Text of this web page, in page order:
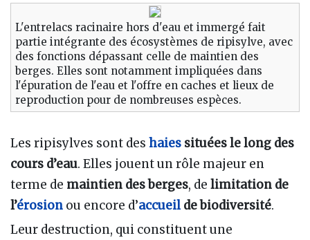
L'entrelacs racinaire hors d'eau et immergé fait
partie intégrante des écosystèmes de ripisylve, avec
des fonctions dépassant celle de maintien des
berges. Elles sont notamment impliquées dans
l'épuration de l'eau et l'offre en caches et lieux de
reproduction pour de nombreuses espèces.
Les ripisylves sont des haies situées le long des
cours d’eau. Elles jouent un rôle majeur en
terme de maintien des berges, de limitation de
l’érosion ou encore d’accueilde biodiversité.
Leur destruction, qui constituent une